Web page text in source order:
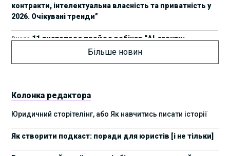
контракти, інтелектуальна власність та приватність у
2026. Очікувані тренди”
Вчора 11 листопада пройде вебінар “AI-агенти:
прайвесі, IP та комплаєнс ризики”
17 листопада стартує Школа юридичної
підтримки ШІ-проєктів від Legal IT Group
19/09/2025 4 жовтня пройде щорічний забіг до Дня
Більше новин
Колонка редактора
Юридичний сторітелінг, або Як навчитись писати історії
Як створити подкаст: поради для юристів [і не тільки]